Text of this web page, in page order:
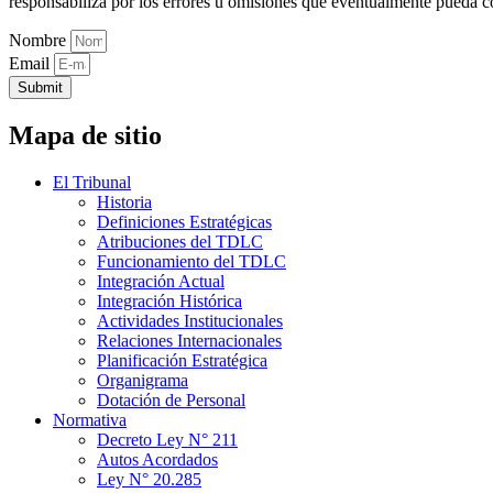
Nombre
Email
Submit
Mapa de sitio
El Tribunal
Historia
Definiciones Estratégicas
Atribuciones del TDLC
Funcionamiento del TDLC
Integración Actual
Integración Histórica
Actividades Institucionales
Relaciones Internacionales
Planificación Estratégica
Organigrama
Dotación de Personal
Normativa
Decreto Ley N° 211
Autos Acordados
Ley N° 20.285